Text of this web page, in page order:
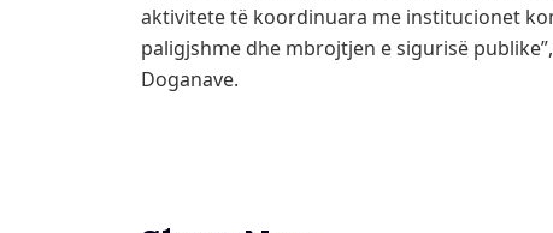
aktivitete të koordinuara me institucionet
paligjshme dhe mbrojtjen e sigurisë
Doganave.